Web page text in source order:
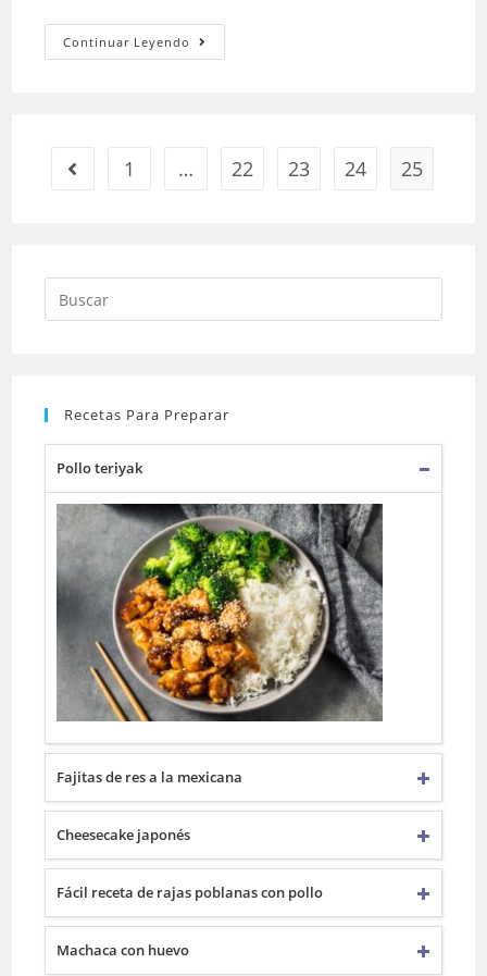
Continuar Leyendo
molida
la
Ir a la página anterior
1 … 22 23 24 25
Buscar:
Recetas Para Preparar
Pollo teriyak
Fajitas de res a la mexicana
Cheesecake japonés
Fácil receta de rajas poblanas con pollo
Machaca con huevo